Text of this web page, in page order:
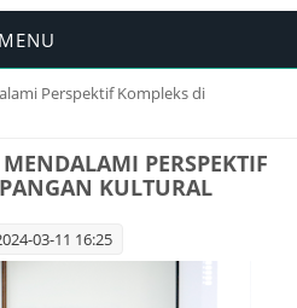
MENU
Perspektif Kompleks di
PERSPEKTIF
KULTURAL
03-11 16:25